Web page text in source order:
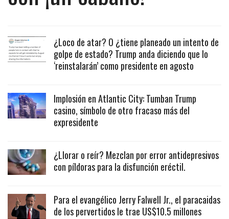
¿Loco de atar? O ¿tiene planeado un intento de
golpe de estado? Trump anda diciendo que lo
‘reinstalarán’ como presidente en agosto
Implosión en Atlantic City: Tumban Trump
casino, símbolo de otro fracaso más del
expresidente
¿Llorar o reír? Mezclan por error antidepresivos
con píldoras para la disfunción eréctil.
Para el evangélico Jerry Falwell Jr., el paracaidas
de los pervertidos le trae US$10.5 millones